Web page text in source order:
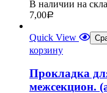
В наличии на
7,00Р
Quick View
корзину
Прокладка
межсекцион.